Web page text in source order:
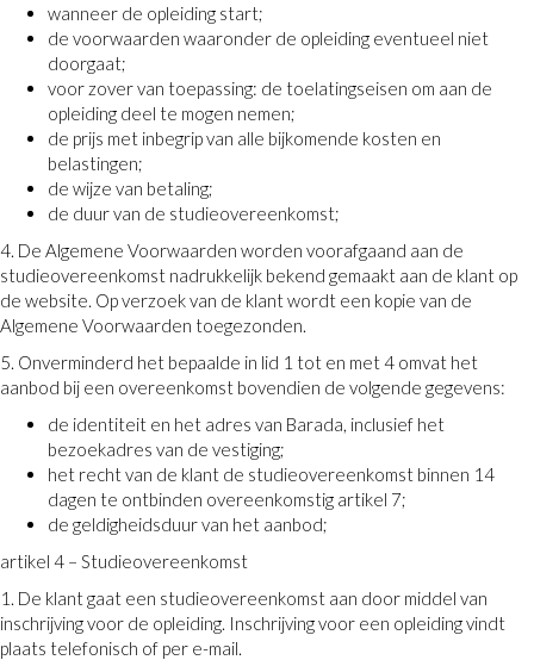
wanneer de opleiding start;
de voorwaarden waaronder de opleiding eventueel niet
doorgaat;
voor zover van toepassing: de toelatingseisen om aan de
opleiding deel te mogen nemen;
de prijs met inbegrip van alle bijkomende kosten en
belastingen;
de wijze van betaling;
de duur van de studieovereenkomst;
4. De Algemene Voorwaarden worden voorafgaand aan de
studieovereenkomst nadrukkelijk bekend gemaakt aan de klant op
de website. Op verzoek van de klant wordt een kopie van de
Algemene Voorwaarden toegezonden.
5. Onverminderd het bepaalde in lid 1 tot en met 4 omvat het
aanbod bij een overeenkomst bovendien de volgende gegevens:
de identiteit en het adres van Barada, inclusief het
bezoekadres van de vestiging;
het recht van de klant de studieovereenkomst binnen 14
dagen te ontbinden overeenkomstig artikel 7;
de geldigheidsduur van het aanbod;
artikel 4 – Studieovereenkomst
1. De klant gaat een studieovereenkomst aan door middel van
inschrijving voor de opleiding. Inschrijving voor een opleiding vindt
plaats telefonisch of per e-mail.